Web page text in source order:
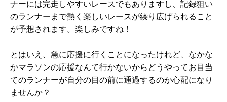
ナーには完走しやすいレースでもありますし、記録狙い
のランナーまで熱く楽しいレースが繰り広げられること
が予想されます。楽しみですね！
とはいえ、急に応援に行くことになったけれど、なかな
かマラソンの応援なんて行かないからどうやってお目当
てのランナーが自分の目の前に通過するのか心配になり
ませんか？